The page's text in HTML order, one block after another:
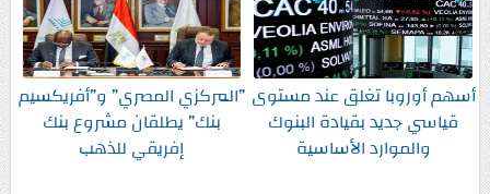
أسهم أوروبا تغلق عند مستوى
قياسي جديد بقيادة البنوك
والموارد الأساسية
”المركزي المصري” و”أفريكسيم
بنك” يطلقان مشروع بنك
إفريقي للذهب